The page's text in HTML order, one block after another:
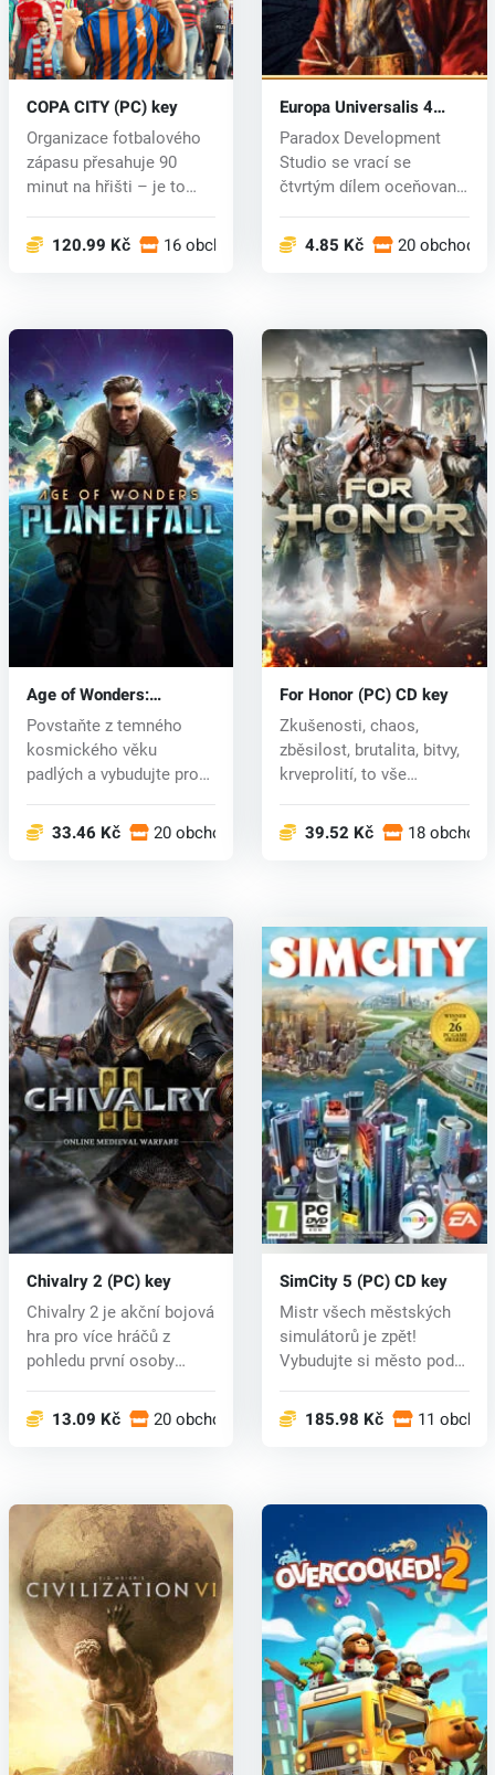
COPA CITY (PC) key
Organizace fotbalového
zápasu přesahuje 90
minut na hřišti – je to
120.99 Kč 16 obchodech
Europa Universalis 4
(PC) CD key
Paradox Development
Studio se vrací se
čtvrtým dílem oceňované
4.85 Kč 20
Age of Wonders:
Planetfall (PC) CD key
Povstaňte z temného
kosmického věku
padlých a vybudujte pro
33.46 Kč 20 obchodech
For Honor (PC) CD key
Zkušenosti, chaos,
zběsilost, brutalita, bitvy,
krveprolití, to vše
39.52 Kč 18
Chivalry 2 (PC) key
Chivalry 2 je akční bojová
hra pro více hráčů z
pohledu první osoby
13.09 Kč 20 obchodech
SimCity 5 (PC) CD key
Mistr všech městských
simulátorů je zpět!
Vybudujte si město podle
185.98 Kč 11